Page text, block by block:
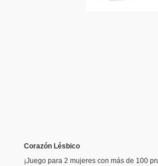
Corazón Lésbico
¡Juego para 2 mujeres con más de 100